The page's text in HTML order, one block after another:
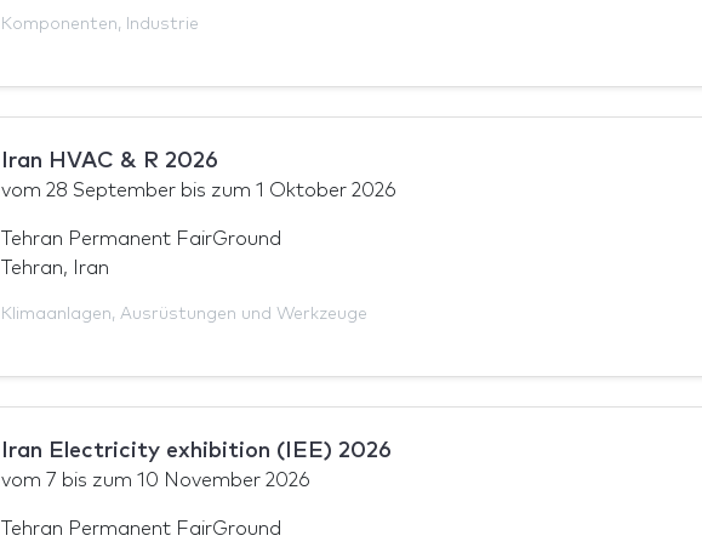
Komponenten, Industrie
Iran HVAC & R 2026
vom 28 Septemberbis zum 1 Oktober 2026
Tehran Permanent FairGround
Tehran, Iran
Klimaanlagen, Ausrüstungen und Werkzeuge
Iran Electricity exhibition (IEE) 2026
vom 7 bis zum 10 November 2026
Tehran Permanent FairGround